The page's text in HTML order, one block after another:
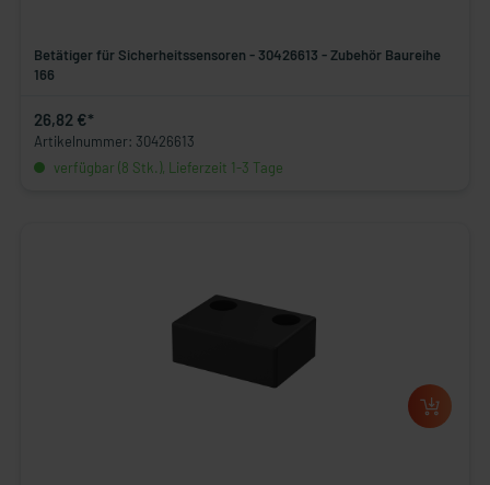
Betätiger für Sicherheitssensoren - 30426613 - Zubehör Baureihe
166
26,82 €*
Artikelnummer: 30426613
verfügbar (8 Stk.), Lieferzeit 1-3 Tage